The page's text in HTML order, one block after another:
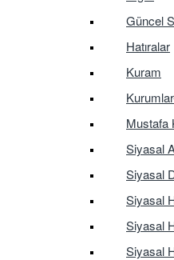
Güncel
Hatıralar
Kuram
Mustafa
Siyasal
Siyasal
Siyasal
Siyasal
Siyasal